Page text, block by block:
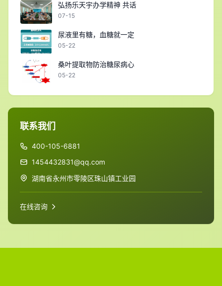
弘扬乐天宇办学精神 共话
07-15
尿液里有糖，血糖就一定
05-22
桑叶提取物防治糖尿病心
05-22
联系我们
400-105-6881
1454432831@qq.com
湖南省永州市零陵区珠山镇工业园
在线咨询